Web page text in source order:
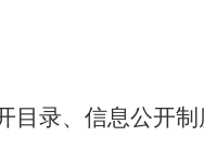
目录、信息公开